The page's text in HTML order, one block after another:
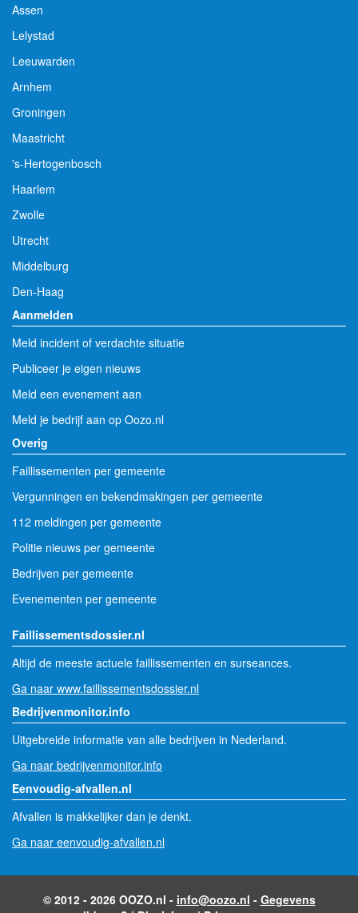
Assen
Lelystad
Leeuwarden
Arnhem
Groningen
Maastricht
's-Hertogenbosch
Haarlem
Zwolle
Utrecht
Middelburg
Den-Haag
Aanmelden
Meld incident of verdachte situatie
Publiceer je eigen nieuws
Meld een evenement aan
Meld je bedrijf aan op Oozo.nl
Overig
Faillissementen per gemeente
Vergunningen en bekendmakingen per gemeente
112 meldingen per gemeente
Politie nieuws per gemeente
Bedrijven per gemeente
Evenementen per gemeente
Faillissementsdossier.nl
Altijd de meeste actuele faillissementen en surseances.
Ga naar www.faillissementsdossier.nl
Bedrijvenmonitor.info
Uitgebreide informatie van alle bedrijven in Nederland.
Ga naar bedrijvenmonitor.info
Eenvoudig-afvallen.nl
Afvallen is makkelijker dan je denkt.
Ga naar eenvoudig-afvallen.nl
© 2012 - 2026 OOZO.nl - info@oozo.nl - Gegevens